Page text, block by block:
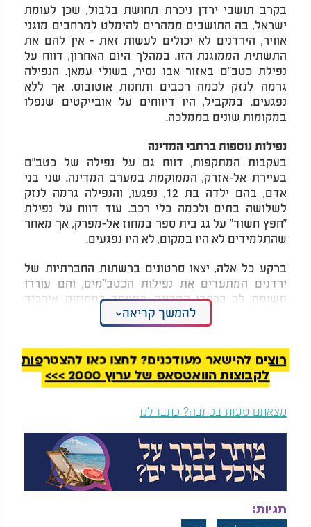
בקרב תושבי ירדן ניכרת תחושת בלבול, שכן לעומת
ישראל, בה התושבים ממהרים להימלט למרחבים מוגני
אוויר, הירדנים לא יכולים לעשות זאת - אין להם את
התשתית הממוגנת הזו. במהלך היום האחרון, דווח על
נפילת כטב"ם באזור אבו נסיר, בשולי עמאן. הנפילה
גרמה לנזק לכמה רכבים ותחנות אוטובוס, אך ללא
נפגעים. במקביל, היו דיווחים על אובייקטים שנפלו
במקומות שונים בממלכה.
נפילות נוספות ברחבי המדינה
בעקבות המתקפות, דווח גם על נפילה של כטב"ם
בעיירת אל-אזרק, הממוקמת במערב המדינה. שני בני
אדם, בהם ילדה בת 12, נפגעו, והנפילה גרמה לנזק
לשלושה בתים ולכמה כלי רכב. עוד דווח על נפילת
"חפץ חשוד" על גג בית ספר במחוז אל-מפרק, אך מאחר
שהתלמידים לא היו במקום, לא היו נפגעים.
ברקע כל אלה, יצאו סרטונים ברשתות החברתיות של
ירדנים המתעדים את נפילות הכטב"מים, והם עוררו
תשומת לב ברחבי המדינה, במיוחד במחוזות אירביד
וג'רש. כאמור, הציבור לא ממהר לפנות למרחבים מוגנים,
מה שמדגיש את חוסר האמצעים בממלכה.
העמדות הפוליטיות בירדן כלפי הסכסוך
האיראני-ישראלי
גורמים ירדניים מציינים כי הדעות הציבוריות כלפי
הסכסוך המתרחש בין ישראל לאיראן אינן חד-משמעיות.
ישנה קבוצה שתומכת בהתקפות האיראניות על ישראל,
ורואה בכך ניצחון מוסרי של ה"התנגדות". תומכים אלו
מפרשים את פעולתה של איראן כתגובה טבעית
למלחמה בעזה ומברכים על האזעקות בישראל.
מצד שני, יש גם ירדנים המביעים התנגדות נחרצת
לאיראן, וטוענים כי היא מהווה איום אמיתי הרבה יותר
להמשך קריאה
רוצים להישאר מעודכנים? לחצו כאן להצטרפות
לקבוצות הוואטסאפ של ערוץ 2000 >>>
מצאתם טעות בכתבה? כתבו לנו
תגיות: